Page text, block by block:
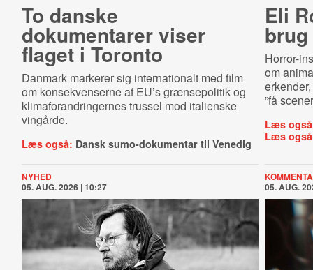
To danske
dokumentarer viser
flaget i Toronto
Danmark markerer sig internationalt med film
om konsekvenserne af EU’s grænsepolitik og
klimaforandringernes trussel mod italienske
vingårde.
Læs også: Dansk sumo-dokumentar til Venedig
Eli
Horror-
om
”få
Læs
Læs
NYHED
05. AUG. 2026 | 10:27
05. AUG.